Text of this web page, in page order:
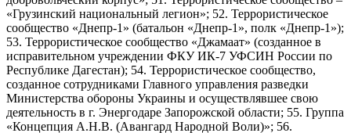
«Грузинский национальный легион»; 52. Террористическое
сообщество «Днепр-1» (батальон «Днепр-1», полк «Днепр-1»);
53. Террористическое сообщество «Джамаат» (созданное в
исправительном учреждении ФКУ ИК-7 УФСИН России по
Республике Дагестан); 54. Террористическое сообщество,
созданное сотрудниками Главного управления разведки
Министерства обороны Украины и осуществлявшее свою
деятельность в г. Энергодаре Запорожской области; 55. Группа
«Концепция А.Н.В. (Авангард Народной Воли)»; 56.